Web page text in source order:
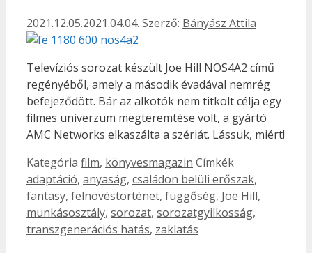
2021.12.05.2021.04.04. Szerző: Bányász Attila
Televíziós sorozat készült Joe Hill NOS4A2 című
regényéből, amely a második évadával nemrég
befejeződött. Bár az alkotók nem titkolt célja egy
filmes univerzum megteremtése volt, a gyártó
AMC Networks elkaszálta a szériát. Lássuk, miért!
Kategória film, könyvesmagazin Címkék
adaptáció, anyaság, családon belüli erőszak,
fantasy, felnövéstörténet, függőség, Joe Hill,
munkásosztály, sorozat, sorozatgyilkosság,
transzgenerációs hatás, zaklatás